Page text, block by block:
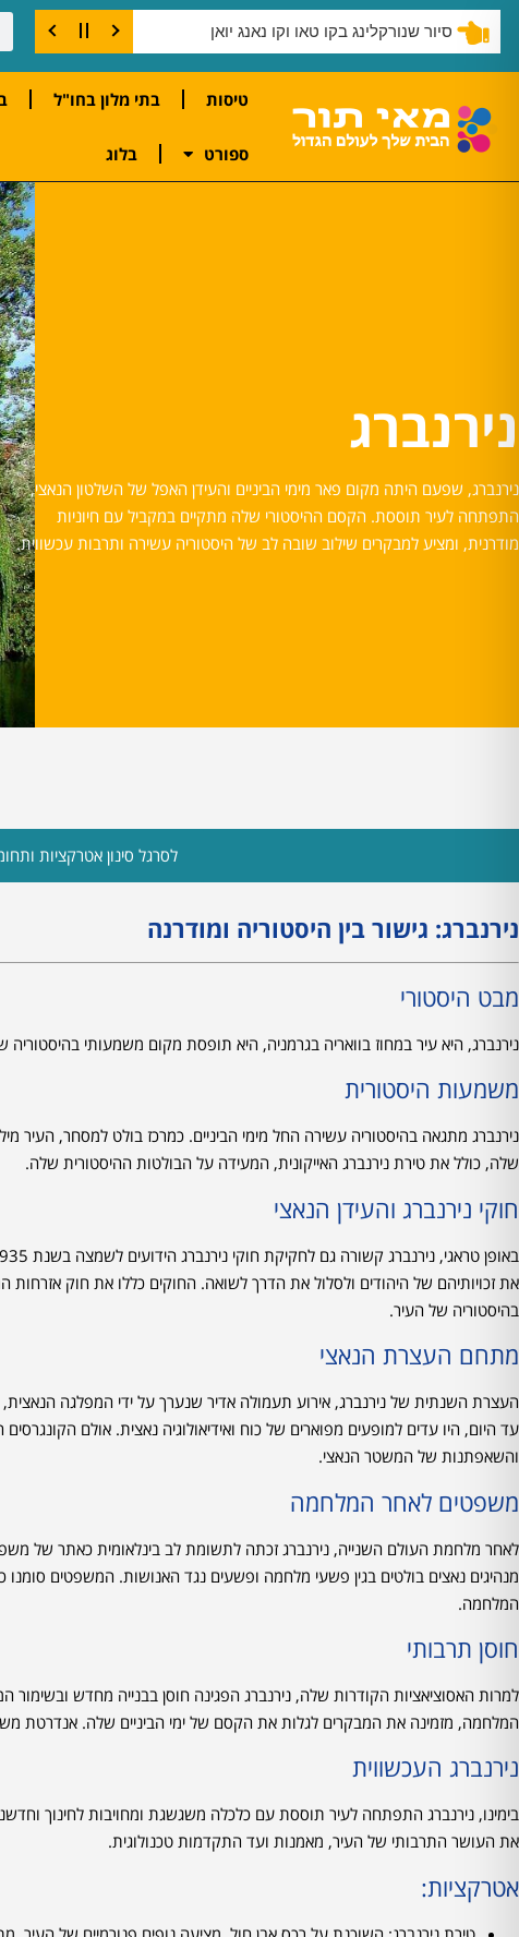
סיור שנורקלינג בקו טאו וקו נאנג יואן
טיסות בתי מלון בחו"ל
ספורט בלוג
נירנברג
נירנברג, שפעם היתה מקום פאר מימי הביניים והעידן האפל של השלטון הנאצי,
התפתחה לעיר תוססת. הקסם ההיסטורי שלה מתקיים במקביל עם חיוניות
מודרנית, ומציע למבקרים שילוב שובה לב של היסטוריה עשירה ותרבות עכשווית.
לסרגל סינון אטרקציות
נירנברג: גישור בין היסטוריה ומודרנה
מבט היסטורי
נירנברג, היא עיר במחוז בוואריה בגרמניה, היא תופסת מקום משמעותי
משמעות היסטורית
נירנברג מתגאה בהיסטוריה עשירה החל מימי הביניים. כמרכז בולט למסחר, העיר
שלה, כולל את טירת נירנברג האייקונית, המעידה על הבולטות ההיסטורית שלה.
חוקי נירנברג והעידן הנאצי
את זכויותיהם של היהודים ולסלול את הדרך לשואה. החוקים כללו את חוק
בהיסטוריה של העיר.
מתחם העצרת הנאצי
העצרת השנתית של נירנברג, אירוע תעמולה אדיר שנערך על ידי המפלגה
עד היום, היו עדים למופעים מפוארים של כוח ואידיאולוגיה נאצית. אולם
והשאפתנות של המשטר הנאצי.
משפטים לאחר המלחמה
מנהיגים נאצים בולטים בגין פשעי מלחמה ופשעים נגד האנושות. המשפטים
המלחמה.
חוסן תרבותי
למרות האסוציאציות הקודרות שלה, נירנברג הפגינה חוסן בבנייה מחדש
המלחמה, מזמינה את המבקרים לגלות את הקסם של ימי הביניים שלה. אנדרטת
נירנברג העכשווית
את העושר התרבותי של העיר, מאמנות ועד התקדמות טכנולוגית.
אטרקציות: